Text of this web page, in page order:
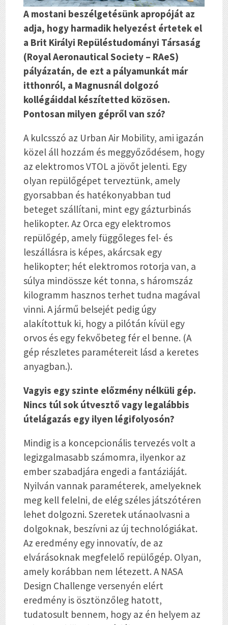
A mostani beszélgetésünk apropóját az
adja, hogy harmadik helyezést értetek el
a Brit Királyi Repüléstudományi Társaság
(Royal Aeronautical Society – RAeS)
pályázatán, de ezt a pályamunkát már
itthonról, a Magnusnál dolgozó
kollégáiddal készítetted közösen.
Pontosan milyen gépről van szó?
A kulcsszó az Urban Air Mobility, ami igazán
közel áll hozzám és meggyőződésem, hogy
az elektromos VTOL a jövőt jelenti. Egy
olyan repülőgépet terveztünk, amely
gyorsabban és hatékonyabban tud
beteget szállítani, mint egy gázturbinás
helikopter. Az Orca egy elektromos
repülőgép, amely függőleges fel- és
leszállásra is képes, akárcsak egy
helikopter; hét elektromos rotorja van, a
súlya mindössze két tonna, s háromszáz
kilo­gramm hasznos terhet tudna magával
vinni. A jármű belsejét pedig úgy
alakítottuk ki, hogy a pilótán kívül egy
orvos és egy fekvőbeteg fér el benne. (A
gép részletes paramétereit lásd a keretes
anyagban.).
Vagyis egy szinte előzmény nélküli gép.
Nincs túl sok útvesztő vagy legalábbis
útelágazás egy ilyen légifolyosón?
Mindig is a koncepcionális tervezés volt a
legizgalmasabb számomra, ilyenkor az
ember szabadjára engedi a fantáziáját.
Nyilván vannak paraméterek, amelyeknek
meg kell felelni, de elég széles játszótéren
lehet dolgozni. Szeretek utánaolvasni a
dolgoknak, beszívni az új technológiákat.
Az eredmény egy innovatív, de az
elvárásoknak megfelelő repülőgép. Olyan,
amely korábban nem létezett. A NASA
Design Challenge versenyén elért
eredmény is ösztönzőleg hatott,
tudatosult bennem, hogy az én helyem az